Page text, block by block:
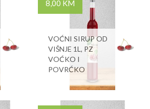
8,00 KM
VOĆNI SIRUP OD
VIŠNJE 1L, PZ
VOĆKO I
POVRĆKO